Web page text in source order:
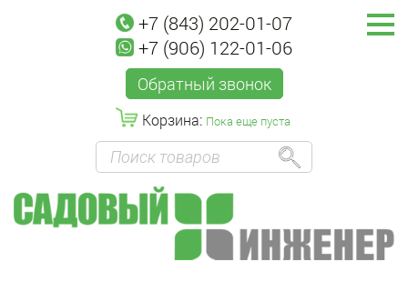
+7 (843) 202-01-07
+7 (906) 122-01-06
Обратный звонок
Корзина: Пока еще пуста